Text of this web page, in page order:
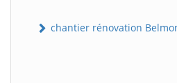
chantier rénovation